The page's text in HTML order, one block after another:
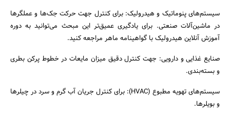
سیستم‌های پنوماتیک و هیدرولیک: برای کنترل جهت حرکت جک‌ها و عملگرها
در ماشین‌آلات صنعتی. برای یادگیری عمیق‌تر این مبحث می‌توانید به دوره
آموزش آنلاین هیدرولیک با گواهینامه ماهر مراجعه کنید.
صنایع غذایی و دارویی: جهت کنترل دقیق میزان مایعات در خطوط پرکن بطری
و بسته‌بندی.
سیستم‌های تهویه مطبوع (HVAC): برای کنترل جریان آب گرم و سرد در چیلرها
و بویلرها.